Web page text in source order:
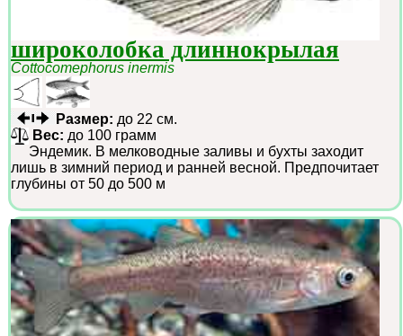
широколобка длиннокрылая
Cottocomephorus inermis
Размер: до 22 см.
Вес: до 100 грамм
Эндемик. В мелководные заливы и бухты заходит
лишь в зимний период и ранней весной. Предпочитает
глубины от 50 до 500 м